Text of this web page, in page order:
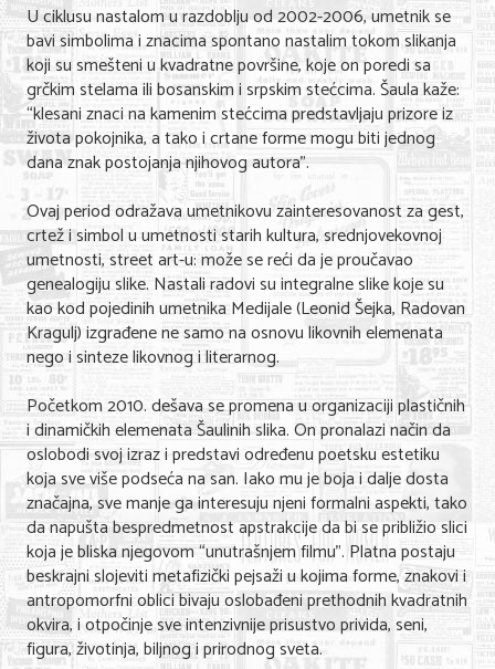
Zdravlje i medicina
Hobi i razonoda
UPIS FIRMI
MARKETING
KONTAKT
O NAMA
U ciklusu nastalom u razdoblju od 2002-2006, umetnik se
bavi simbolima i znacima spontano nastalim tokom slikanja
koji su smešteni u kvadratne površine, koje on poredi sa
grčkim stelama ili bosanskim i srpskim stećcima. Šaula kaže:
“klesani znaci na kamenim stećcima predstavljaju prizore iz
života pokojnika, a tako i crtane forme mogu biti jednog
dana znak postojanja njihovog autora”.
Ovaj period odražava umetnikovu zainteresovanost za gest,
crtež i simbol u umetnosti starih kultura, srednjovekovnoj
umetnosti, street art-u: može se reći da je proučavao
genealogiju slike. Nastali radovi su integralne slike koje su
kao kod pojedinih umetnika Medijale (Leonid Šejka, Radovan
Kragulj) izgrađene ne samo na osnovu likovnih elemenata
nego i sinteze likovnog i literarnog.
Početkom 2010. dešava se promena u organizaciji plastičnih
i dinamičkih elemenata Šaulinih slika. On pronalazi način da
oslobodi svoj izraz i predstavi određenu poetsku estetiku
koja sve više podseća na san. Iako mu je boja i dalje dosta
značajna, sve manje ga interesuju njeni formalni aspekti, tako
da napušta bespredmetnost apstrakcije da bi se približio slici
koja je bliska njegovom “unutrašnjem filmu”. Platna postaju
beskrajni slojeviti metafizički pejsaži u kojima forme, znakovi i
antropomorfni oblici bivaju oslobađeni prethodnih kvadratnih
okvira, i otpočinje sve intenzivnije prisustvo privida, seni,
figura, životinja, biljnog i prirodnog sveta.